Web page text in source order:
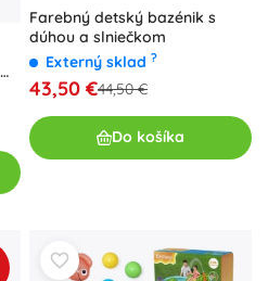
Farebný detský bazénik s
dúhou a slniečkom
Externý sklad ?
43,50 €44,50 €
Do košíka